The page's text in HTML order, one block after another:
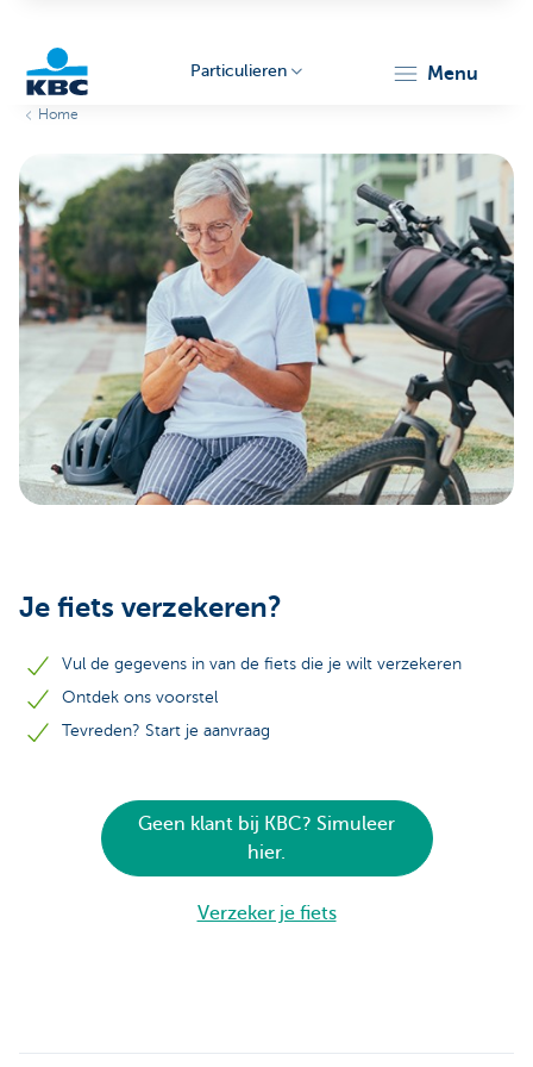
Particulieren menu
Home
Je fiets verzekeren?
Vul de gegevens in van de fiets die je wilt verzekeren
Ontdek ons voorstel
Tevreden? Start je aanvraag
Geen klant bij KBC? Simuleer
hier.
Verzeker je fiets